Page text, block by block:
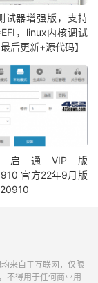
试器增强版，支持
，linux内核调试
后更新+源代码】
启通VIP版
官方22年9月版
来自于互联网，仅限
不得用于任何商业用